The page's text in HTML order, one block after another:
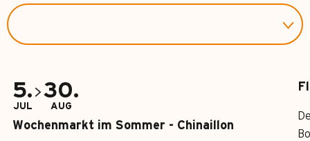
5.
JUL
30.
AUG
Wochenmarkt im Sommer - Chinaillon